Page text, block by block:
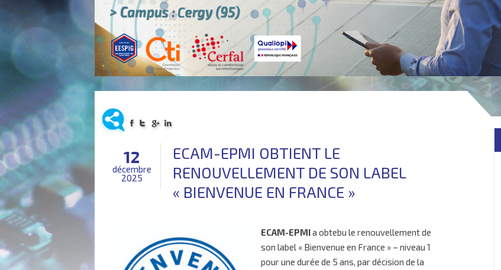
12
décembre
2025
ECAM-EPMI OBTIENT LE
RENOUVELLEMENT DE SON LABEL
« BIENVENUE EN FRANCE »
ECAM-EPMIa obtebu le renouvellement de
son label « Bienvenue en France » – niveau 1
pour une durée de 5 ans, par décision de la